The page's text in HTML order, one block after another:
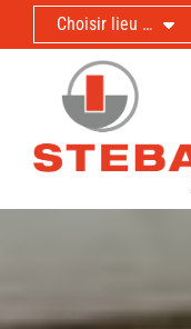
Choisir lieu …